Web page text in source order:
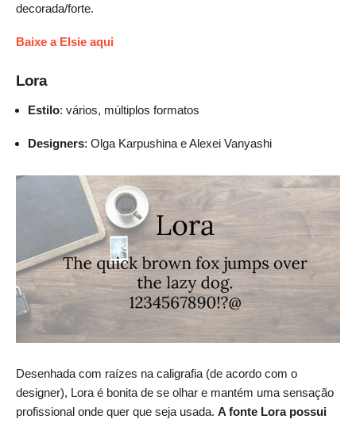
decorada/forte.
Baixe a Elsie aqui
Lora
Estilo: vários, múltiplos formatos
Designers: Olga Karpushina e Alexei Vanyashi
Desenhada com raízes na caligrafia (de acordo com o
designer), Lora é bonita de se olhar e mantém uma sensação
profissional onde quer que seja usada. A fonte Lora possui